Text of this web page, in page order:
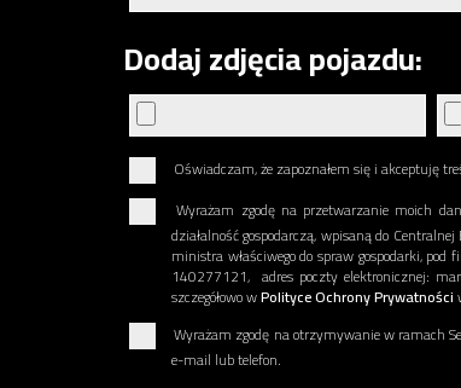
Dodaj zdjęcia pojazdu:
Oświadczam, że zapoznałem się i akceptuję
Wyrażam zgodę na przetwarzanie moich
działalność gospodarczą, wpisaną do
ministra właściwego do spraw gospodarki,
140277121, adres poczty elektronicznej:
szczegółowo wPolityce Ochrony Prywatności
Wyrażam zgodę na otrzymywanie w ramach
e-mail lub telefon.